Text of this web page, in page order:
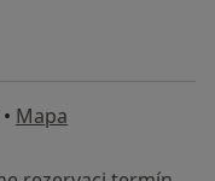
• Mapa